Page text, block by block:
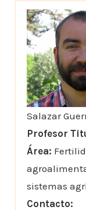
Salazar
Profesor
Área:
sistemas
Contacto: